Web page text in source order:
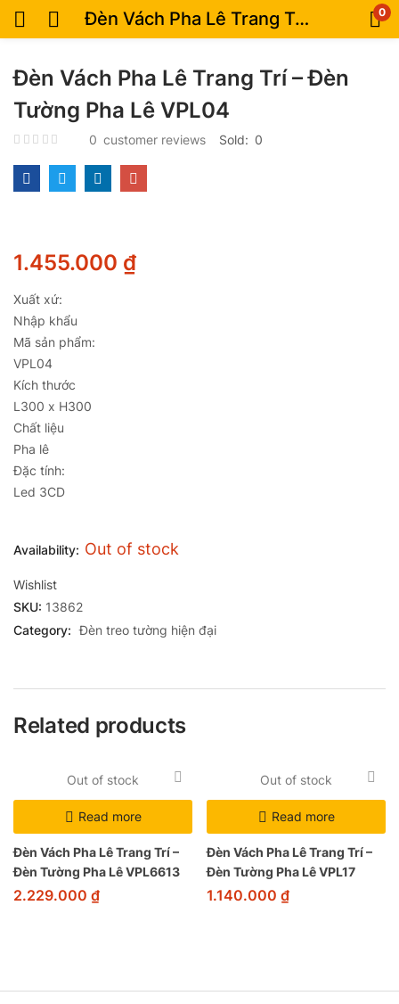
Đèn Vách Pha Lê Trang Trí – Đèn Tường Pha Lê VPL04 0
Đèn Vách Pha Lê Trang Trí – Đèn
Tường Pha Lê VPL04
0 customer reviews Sold: 0
1.455.000 ₫
Xuất xứ:
Nhập khẩu
Mã sản phẩm:
VPL04
Kích thước
L300 x H300
Chất liệu
Pha lê
Đặc tính:
Led 3CD
Availability: Out of stock
Wishlist
SKU: 13862
Category: Đèn treo tường hiện đại
Related products
Out of stock
Read more
Đèn Vách Pha Lê Trang Trí –
Đèn Tường Pha Lê VPL6613
2.229.000 ₫
Out of stock
Read more
Đèn Vách Pha Lê Trang Trí –
Đèn Tường Pha Lê VPL17
1.140.000 ₫